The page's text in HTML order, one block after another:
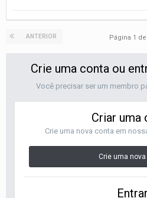
ANTERIOR Página 1
Crie uma conta ou
Você precisar ser um membro
Criar uma
Crie uma nova conta em
Crie uma
Entrar